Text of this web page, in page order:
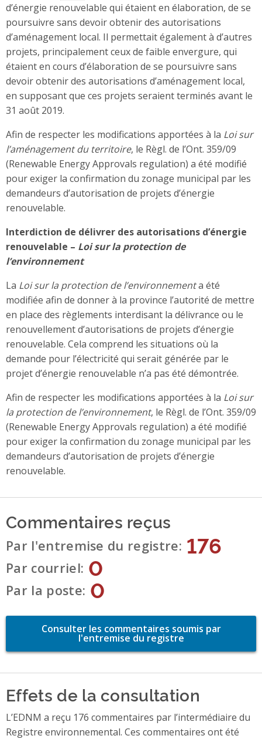
d’énergie renouvelable qui étaient en élaboration, de se
poursuivre sans devoir obtenir des autorisations
d’aménagement local. Il permettait également à d’autres
projets, principalement ceux de faible envergure, qui
étaient en cours d’élaboration de se poursuivre sans
devoir obtenir des autorisations d’aménagement local,
en supposant que ces projets seraient terminés avant le
31 août 2019.
Afin de respecter les modifications apportées à la Loi sur
l’aménagement du territoire, le Règl. de l’Ont. 359/09
(Renewable Energy Approvals regulation) a été modifié
pour exiger la confirmation du zonage municipal par les
demandeurs d’autorisation de projets d’énergie
renouvelable.
Interdiction de délivrer des autorisations d’énergie
renouvelable – Loi sur la protection de
l’environnement
La Loi sur la protection de l’environnementa été
modifiée afin de donner à la province l’autorité de mettre
en place des règlements interdisant la délivrance ou le
renouvellement d’autorisations de projets d’énergie
renouvelable. Cela comprend les situations où la
demande pour l’électricité qui serait générée par le
projet d’énergie renouvelable n’a pas été démontrée.
Afin de respecter les modifications apportées à la Loi sur
la protection de l’environnement, le Règl. de l’Ont. 359/09
(Renewable Energy Approvals regulation) a été modifié
pour exiger la confirmation du zonage municipal par les
demandeurs d’autorisation de projets d’énergie
renouvelable.
Commentaires reçus
Par l'entremise du registre 176
Par courriel 0
Par la poste 0
Consulter les commentaires soumis par
l'entremise du registre
Effets de la consultation
L’EDNM a reçu 176 commentaires par l’intermédiaire du
Registre environnemental. Ces commentaires ont été